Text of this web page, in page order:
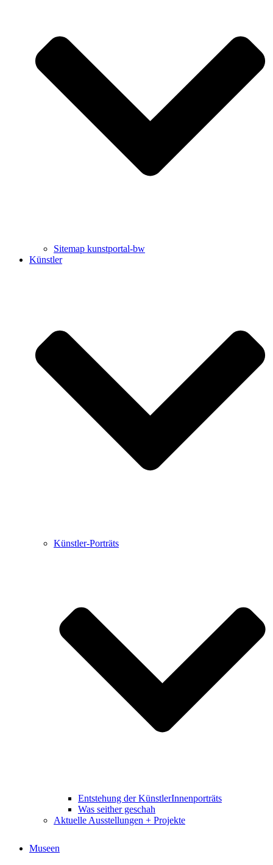
Uli Rothfuss
Harald Schwiers
Buchbesprechungen von Harald Schwiers
Haralds Streifzüge
Hörtipps von Harald Schwiers
Kunstausflüge mit Sigrid Balke
Marc Peschke – Out of The Länd
Buchtipps von Uli Rothfuss
Sitemap kunstportal-bw
Künstler
Künstler-Porträts
Entstehung der KünstlerInnenporträts
Was seither geschah
Aktuelle Ausstellungen + Projekte
Museen